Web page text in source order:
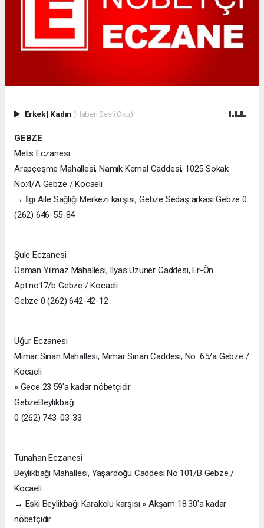
Erkek| Kadın (Haberi Sesli Oku)
GEBZE
Melis Eczanesi
Arapçeşme Mahallesi, Namık Kemal Caddesi, 1025 Sokak
No:4/A Gebze / Kocaeli
→ İlgi Aile Sağlığı Merkezi karşısı, Gebze Sedaş arkası Gebze 0
(262) 646-55-84
Şule Eczanesi
Osman Yılmaz Mahallesi, Ilyas Uzuner Caddesi, Er-Ön
Apt.no17/b Gebze / Kocaeli
Gebze 0 (262) 642-42-12
Uğur Eczanesi
Mımar Sınan Mahallesi, Mımar Sınan Caddesi, No: 65/a Gebze /
Kocaeli
» Gece 23:59'a kadar nöbetçidir
GebzeBeylikbağı
0 (262) 743-03-33
Tunahan Eczanesi
Beylikbağı Mahallesi, Yaşardoğu Caddesi No:101/B Gebze /
Kocaeli
→ Eski Beylikbağı Karakolu karşısı » Akşam 18:30'a kadar
nöbetçidir